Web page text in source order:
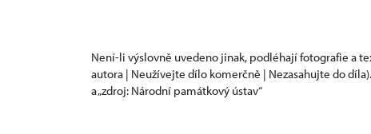
Není-li výslovně uvedeno jinak, podléhají fotografie a
autora | Neužívejte dílo komerčně | Nezasahujte do
a „zdroj: Národní památkový ústav“